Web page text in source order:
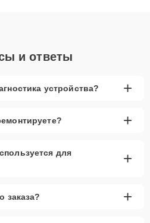
и ответы
устройства? +
+
для
+
заказа? +